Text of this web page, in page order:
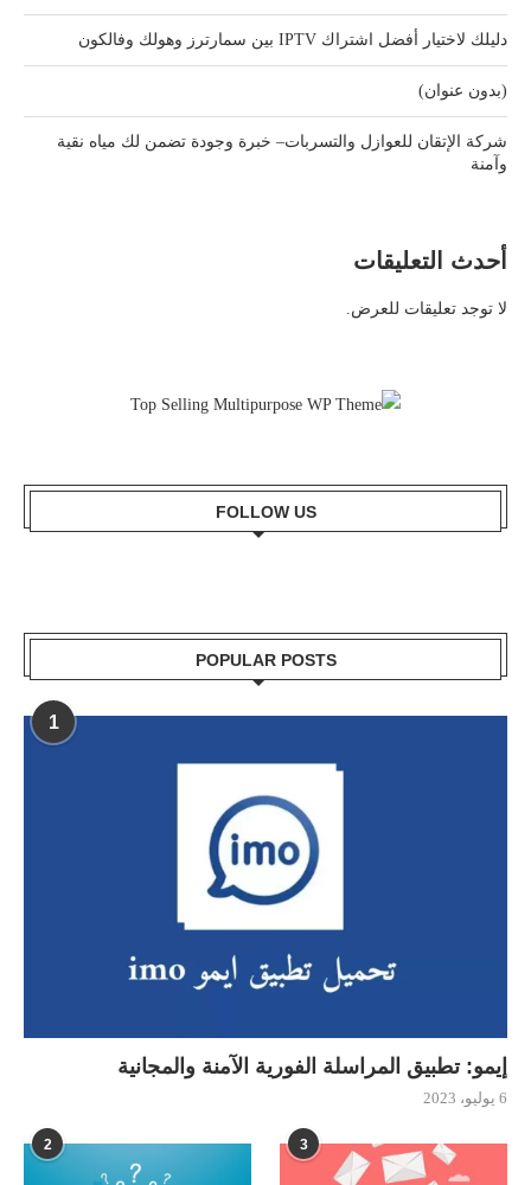
دليلك لاختيار أفضل اشتراك IPTV بين سمارترز وهولك وفالكون
(بدون عنوان)
شركة الإتقان للعوازل والتسربات– خبرة وجودة تضمن لك مياه نقية
وآمنة
أحدث التعليقات
لا توجد تعليقات للعرض.
FOLLOW US
POPULAR POSTS
1
إيمو: تطبيق المراسلة الفورية الآمنة والمجانية
6 يوليو، 2023
2 3